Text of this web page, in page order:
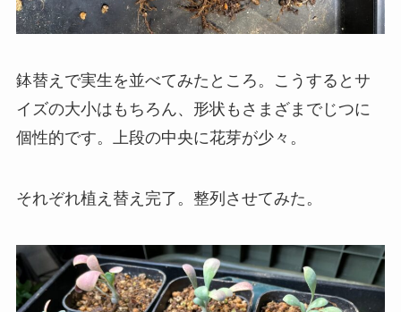
鉢替えで実生を並べてみたところ。こうするとサ
イズの大小はもちろん、形状もさまざまでじつに
個性的です。上段の中央に花芽が少々。
それぞれ植え替え完了。整列させてみた。